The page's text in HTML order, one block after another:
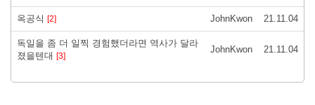
옥공식 [2] JohnKwon 21.11.04
독일을 좀 더 일찍 경험했더라면 역사가 달라
졌을텐대 [3]
JohnKwon 21.11.04